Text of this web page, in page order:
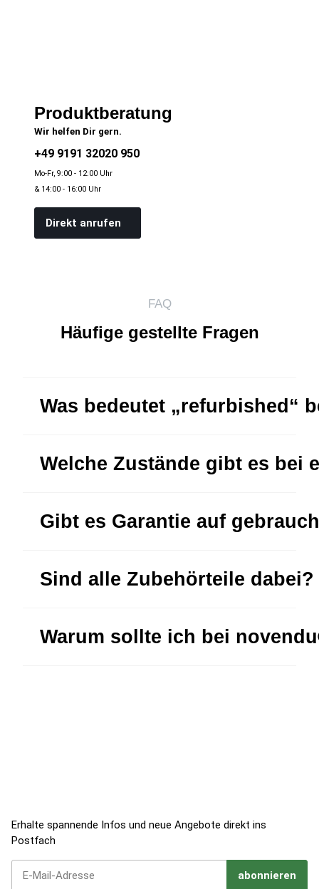
Produktberatung
Wir helfen Dir gern.
+49 9191 32020 950
Mo-Fr, 9:00 - 12:00 Uhr
& 14:00 - 16:00 Uhr
Direkt anrufen
FAQ
Häufige gestellte Fragen
Was bedeutet „refurbished“
Welche Zustände gibt es bei
Gibt es Garantie auf
Sind alle Zubehörteile dabei?
Warum sollte ich bei
Erhalte spannende Infos und neue Angebote direkt ins
Postfach
abonnieren